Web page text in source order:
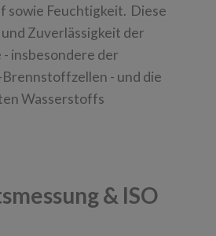
sowie Feuchtigkeit. Diese
Zuverlässigkeit der
insbesondere der
- und die
Wasserstoffs
& ISO